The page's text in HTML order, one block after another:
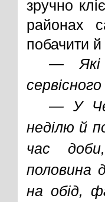
зручно
районах
побачити й
— Які
— У
неділю й
час
половина
на обід,